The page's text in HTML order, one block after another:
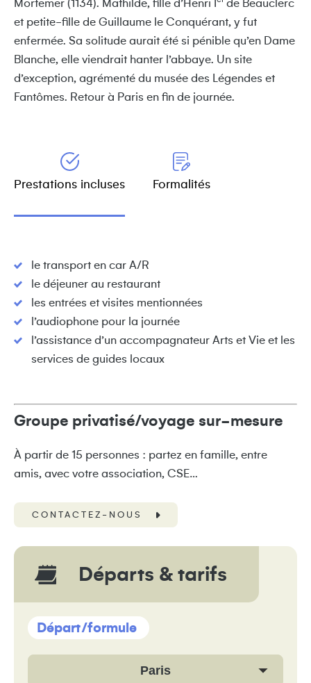
Mortemer (1134). Mathilde, fille d’Henri I
de Beauclerc
et petite-fille de Guillaume le Conquérant, y fut
enfermée. Sa solitude aurait été si pénible qu’en Dame
Blanche, elle viendrait hanter l’abbaye. Un site
d’exception, agrémenté du musée des Légendes et
Fantômes. Retour à Paris en fin de journée.
Prestations incluses Formalités
le transport en car A/R
le déjeuner au restaurant
les entrées et visites mentionnées
l’audiophone pour la journée
l’assistance d’un accompagnateur Arts et Vie et les
services de guides locaux
Groupe privatisé/voyage sur-mesure
À partir de 15 personnes : partez en famille, entre
amis, avec votre association, CSE…
CONTACTEZ-NOUS
Départs & tarifs
Départ/formule
Paris